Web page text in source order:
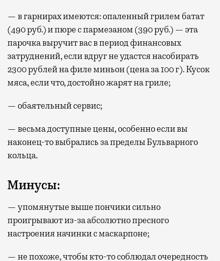
— в гарнирах имеются: опаленный грилем батат
(490 руб.) и пюре с пармезаном (390 руб.) — эта
парочка выручит вас в период финансовых
затруднений, если вдруг не удастся насобирать
2300 рублей на филе миньон (цена за 100 г). Кусок
мяса, если что, достойно жарят на гриле;
— обаятельный сервис;
— весьма доступные цены, особенно если вы
наконец-то выбрались за пределы Бульварного
кольца.
Минусы:
— упомянутые выше пончики сильно
проигрывают из-за абсолютно пресного
настроения начинки с маскарпоне;
— не похоже, чтобы кто-то соблюдал очередность